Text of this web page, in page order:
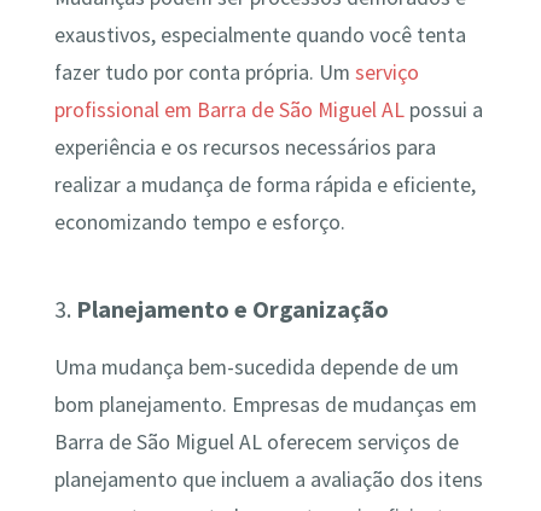
exaustivos, especialmente quando você tenta
fazer tudo por conta própria. Um serviço
profissional em Barra de São Miguel ALpossui a
experiência e os recursos necessários para
realizar a mudança de forma rápida e eficiente,
economizando tempo e esforço.
3. Planejamento e Organização
Uma mudança bem-sucedida depende de um
bom planejamento. Empresas de mudanças em
Barra de São Miguel AL oferecem serviços de
planejamento que incluem a avaliação dos itens